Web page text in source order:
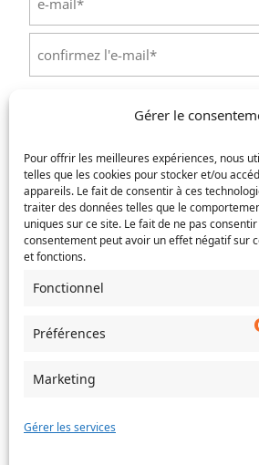
Gérer le
Pour offrir les meilleures expériences, nous
telles que les cookies pour stocker et/ou
appareils. Le fait de consentir à ces
traiter des données telles que le
uniques sur ce site. Le fait de ne pas
consentement peut avoir un effet négatif sur
et fonctions.
Fonctionnel
Préférences
Marketing
Gérer les services
mail(Nécessaire)
Saisissez
un
e-
(Nécessaire)
Service concerné (Nécessaire)
Si votre demande concerne des
de mariage, choisissez l'Etat-Civil
concerné.
Message(Nécessaire)